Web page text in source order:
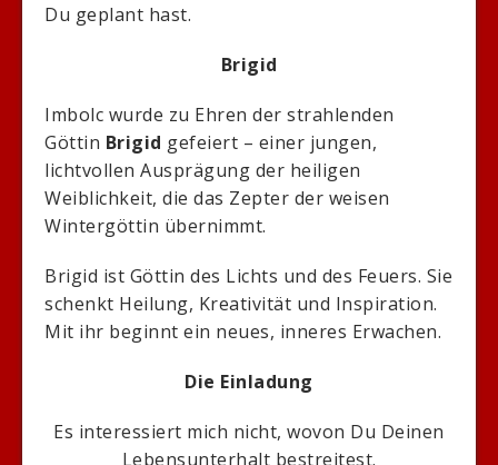
Du geplant hast.
Brigid
Imbolc wurde zu Ehren der strahlenden
Göttin Brigid gefeiert – einer jungen,
lichtvollen Ausprägung der heiligen
Weiblichkeit, die das Zepter der weisen
Wintergöttin übernimmt.
Brigid ist Göttin des Lichts und des Feuers. Sie
schenkt Heilung, Kreativität und Inspiration.
Mit ihr beginnt ein neues, inneres Erwachen.
Die Einladung
Es interessiert mich nicht, wovon Du Deinen
Lebensunterhalt bestreitest.